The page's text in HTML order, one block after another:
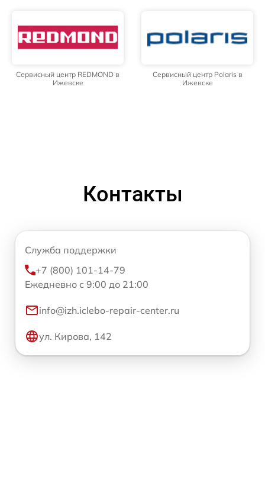
Сервисный центр REDMOND в
Ижевске
Сервисный центр Polaris в
Ижевске
Контакты
Служба поддержки
+7 (800) 101-14-79
Ежедневно с 9:00 до 21:00
info@izh.iclebo-repair-center.ru
ул. Кирова, 142